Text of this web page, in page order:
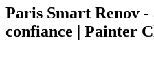
Paris Smart Renov
confiance | Painter